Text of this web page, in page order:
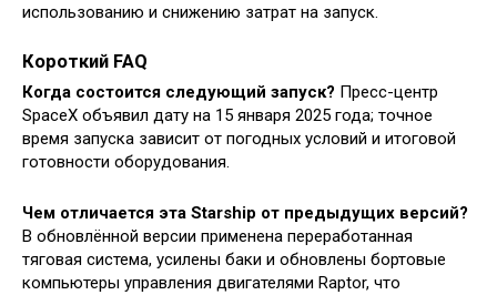
использованию и снижению затрат на запуск.
Короткий FAQ
Когда состоится следующий запуск? Пресс-центр
SpaceX объявил дату на 15 января 2025 года; точное
время запуска зависит от погодных условий и итоговой
готовности оборудования.
Чем отличается эта Starship от предыдущих версий?
В обновлённой версии применена переработанная
тяговая система, усилены баки и обновлены бортовые
компьютеры управления двигателями Raptor, что